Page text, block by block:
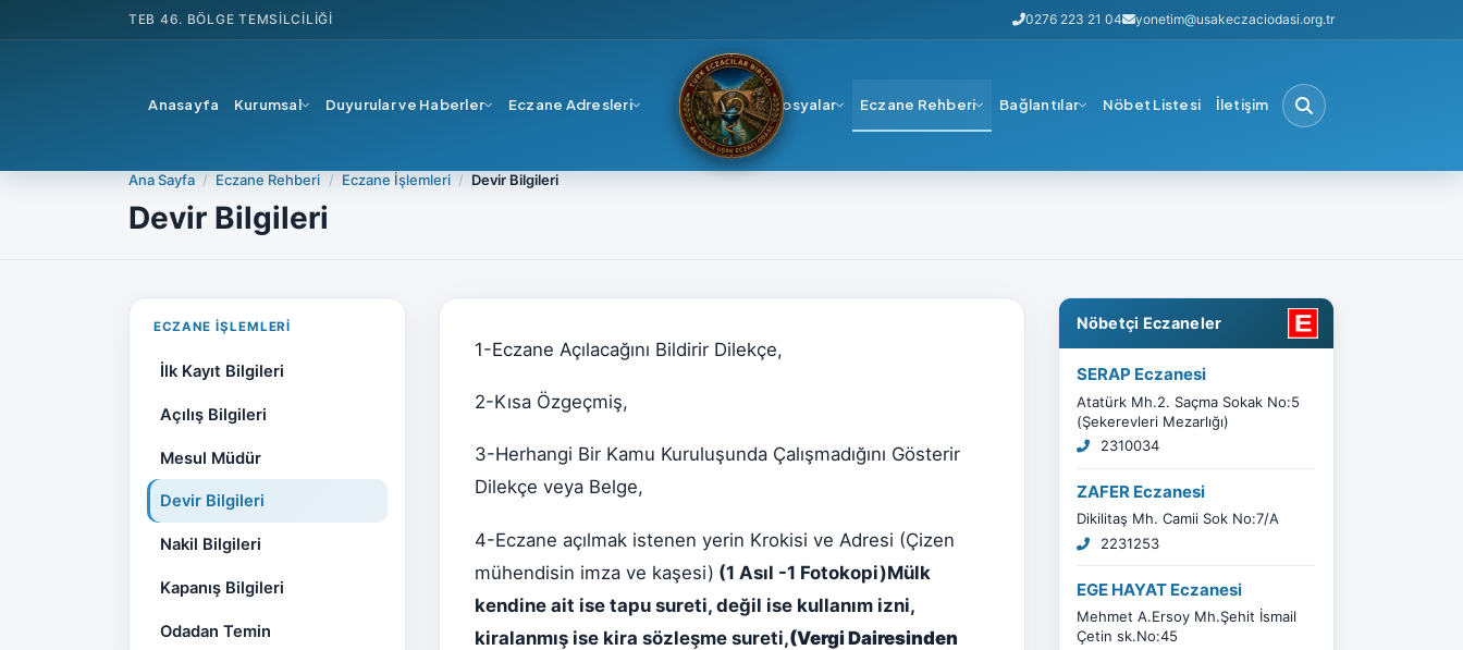
TEB 46. BÖLGE TEMSILCILIĞI 0276 223 21 04 yonetim@usakeczaciodasi.org.tr
Anasayfa Kurumsal Duyurular ve Haberler Eczane Adresleri Dosyalar Eczane Rehberi Bağlantılar Nöbet Listesi İletişim
Ana Sayfa Eczane Rehberi Eczane İşlemleri Devir Bilgileri
Devir Bilgileri
ECZANE İŞLEMLERI
İlk Kayıt Bilgileri
Açılış Bilgileri
Mesul Müdür
Devir Bilgileri
Nakil Bilgileri
Kapanış Bilgileri
Odadan Temin
1-Eczane Açılacağını Bildirir Dilekçe,
2-Kısa Özgeçmiş,
3-Herhangi Bir Kamu Kuruluşunda Çalışmadığını Gösterir
Dilekçe veya Belge,
4-Eczane açılmak istenen yerin Krokisi ve Adresi (Çizen
mühendisin imza ve kaşesi) (1 Asıl -1 Fotokopi)Mülk
kendine ait ise tapu sureti, değil ise kullanım izni,
kiralanmış ise kira sözleşme sureti,(Vergi Dairesinden
Nöbetçi Eczaneler
SERAP Eczanesi
Atatürk Mh.2. Saçma Sokak No:5
(Şekerevleri Mezarlığı)
2310034
ZAFER Eczanesi
Dikilitaş Mh. Camii Sok No:7/A
2231253
EGE HAYAT Eczanesi
Mehmet A.Ersoy Mh.Şehit İsmail
Çetin sk.No:45